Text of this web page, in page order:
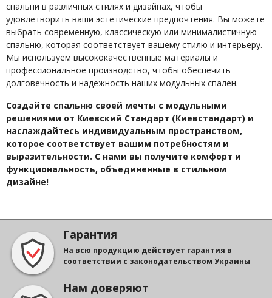
спальни в различных стилях и дизайнах, чтобы
удовлетворить ваши эстетические предпочтения. Вы можете
выбрать современную, классическую или минималистичную
спальню, которая соответствует вашему стилю и интерьеру.
Мы используем высококачественные материалы и
профессиональное производство, чтобы обеспечить
долговечность и надежность наших модульных спален.
Создайте спальню своей мечты с модульными
решениями от Киевский Стандарт (Киевстандарт) и
наслаждайтесь индивидуальным пространством,
которое соответствует вашим потребностям и
выразительности. С нами вы получите комфорт и
функциональность, объединенные в стильном
дизайне!
Гарантия
На всю продукцию действует гарантия в
соответствии с законодательством Украины
Нам доверяют